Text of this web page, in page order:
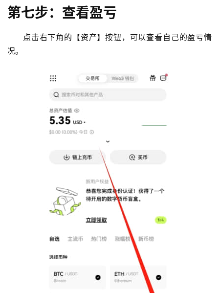
第七步：查看盈亏
点击右下角的【资产】按钮，可以查看自己的盈亏情
况。